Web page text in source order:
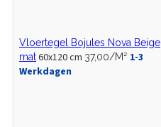
Vloertegel Bojules Nova Beige
mat60x120 cm 37,00/M² 1-3
Werkdagen